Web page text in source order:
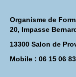
Organisme de
20, Impasse
13300 Salon de
Mobile : 06 15 06